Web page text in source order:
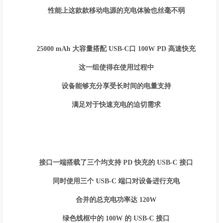
性能上这款款移动电源的充电体验也丝毫不弱
25000 mAh 大容量搭配 USB-C口 100W PD 高速快充
这一组使得在使用过程中
设备能够充分享受长时间的电量支持
满足对于快速充电的迫切需求
接口一端搭载了三个均支持 PD 快充的 USB-C 接口
同时使用三个 USB-C 端口对设备进行充电
合并的总充电功率达 120W
绿色线框中的 100W 的 USB-C 接口